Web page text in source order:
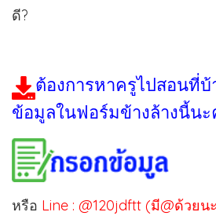
ดี?
ต้องการหาครูไปสอนที่
ข้อมูลในฟอร์มข้างล้างนี้นะ
หรือ Line : @120jdftt (มี@ด้วยน